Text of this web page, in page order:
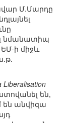
Մ.Մարդը
նմանատիպ
ի միջև
Liberalisation
են,
են անվիզա